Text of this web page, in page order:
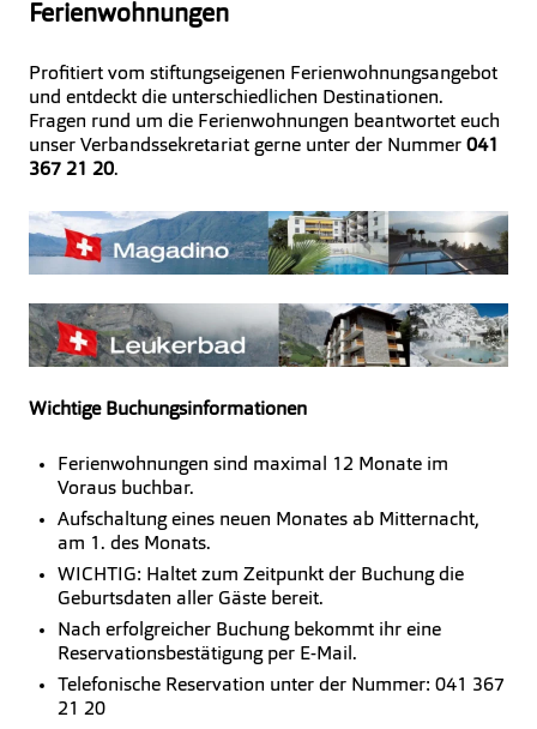
Ferienwohnungen
Profitiert vom stiftungseigenen Ferienwohnungsangebot
und entdeckt die unterschiedlichen Destinationen.
Fragen rund um die Ferienwohnungen beantwortet euch
unser Verbandssekretariat gerne unter der Nummer 041
367 21 20.
Wichtige Buchungsinformationen
Ferienwohnungen sind maximal 12 Monate im
Voraus buchbar.
Aufschaltung eines neuen Monates ab Mitternacht,
am 1. des Monats.
WICHTIG: Haltet zum Zeitpunkt der Buchung die
Geburtsdaten aller Gäste bereit.
Nach erfolgreicher Buchung bekommt ihr eine
Reservationsbestätigung per E-Mail.
Telefonische Reservation unter der Nummer: 041 367
21 20